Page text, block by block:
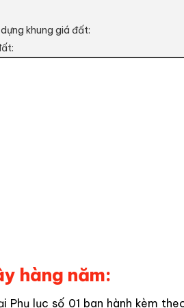
khung giá đất:
hàng năm:
Phụ lục số 01 ban hành kèm